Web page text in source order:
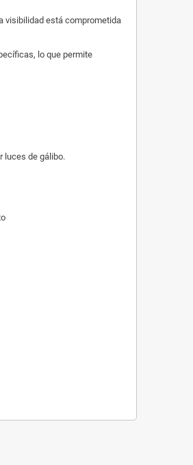
visibilidad está comprometida
lo que permite
luces de gálibo.